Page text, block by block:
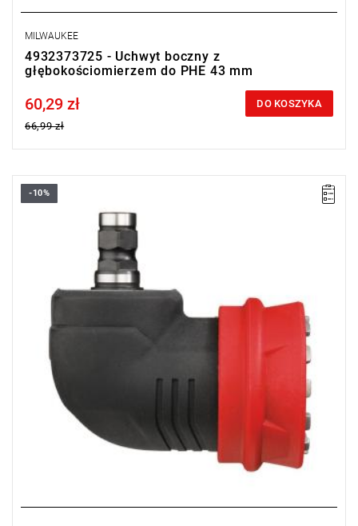
MILWAUKEE
4932373725 - Uchwyt boczny z
głębokościomierzem do PHE 43 mm
Price tax included
60,29 zł
66,99 zł
DO KOSZYKA
Do wiercenia i wkręcania w ciasnych miejscach.Do wiercenia i
wkręcania w ciasnych miejscach.
-10%